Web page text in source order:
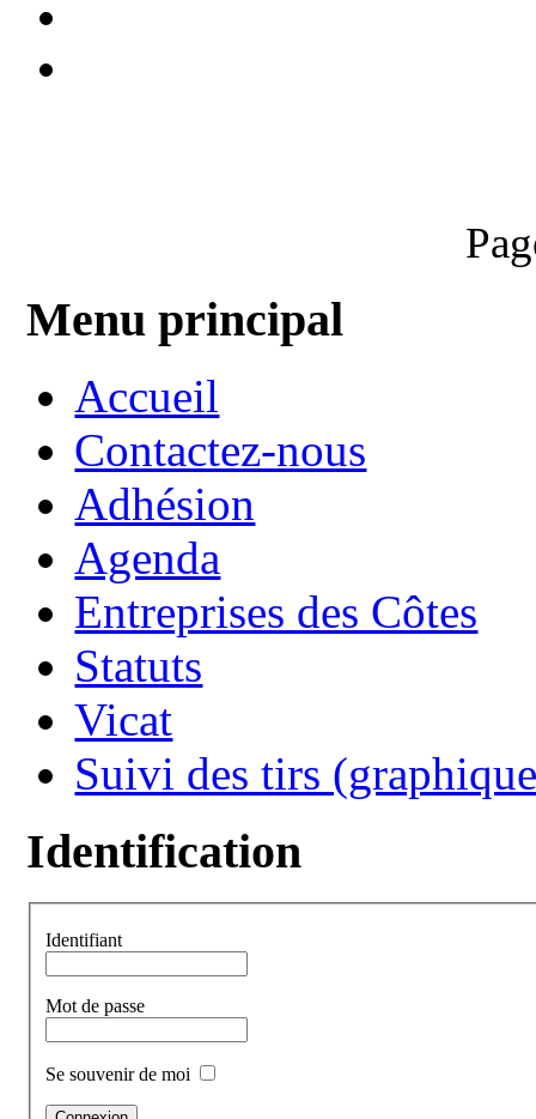
Menu principal
Accueil
Contactez-nous
Adhésion
Agenda
Entreprises des Côtes
Statuts
Vicat
Suivi des tirs
Identification
Identifiant
Mot de passe
Se souvenir de moi